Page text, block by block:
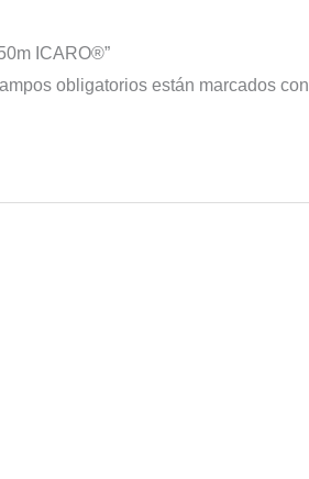
ICARO®”
obligatorios están marcados con